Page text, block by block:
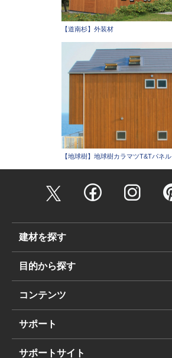
【道南杉】外装材
【地球樹】地球樹カラマツT&Tパネル
建材を探す
目的から探す
コンテンツ
サポート
サポートサイト